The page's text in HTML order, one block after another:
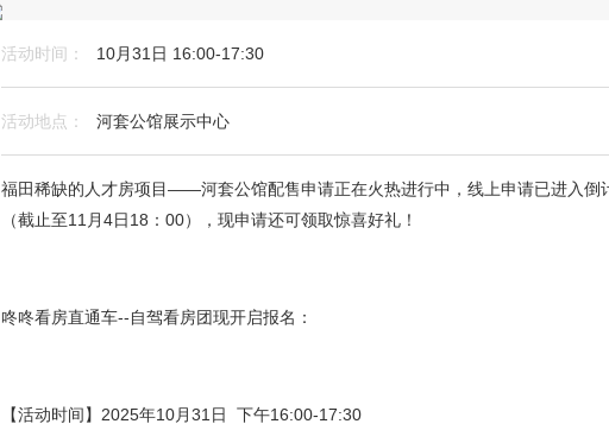
活动时间： 10月31日 16:00-17:30
活动地点： 河套公馆展示中心
福田稀缺的人才房项目——河套公馆配售申请正在火热进行中，线上申请已进入倒
（截止至11月4日18：00），现申请还可领取惊喜好礼！
咚咚看房直通车--自驾看房团现开启报名：
【活动时间】2025年10月31日 下午16:00-17:30